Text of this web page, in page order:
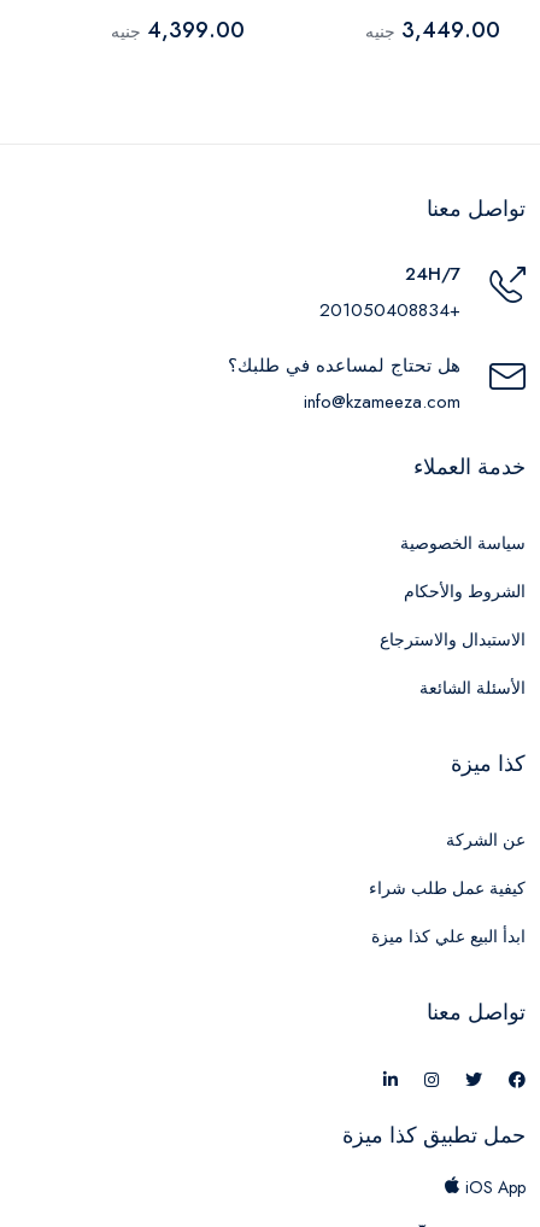
3,449.00 جنيه 4,399.00 جنيه
تواصل معنا
24H/7
+201050408834
هل تحتاج لمساعده في طلبك؟
info@kzameeza.com
خدمة العملاء
سياسة الخصوصية
الشروط والأحكام
الاستبدال والاسترجاع
الأسئلة الشائعة
كذا ميزة
عن الشركة
كيفية عمل طلب شراء
ابدأ البيع علي كذا ميزة
تواصل معنا
حمل تطبيق كذا ميزة
iOS App